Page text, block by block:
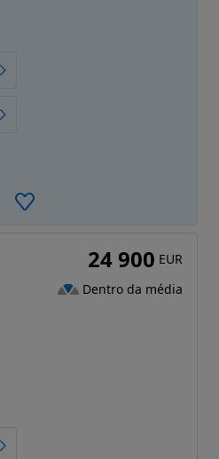
24 900 EUR
Dentro da média